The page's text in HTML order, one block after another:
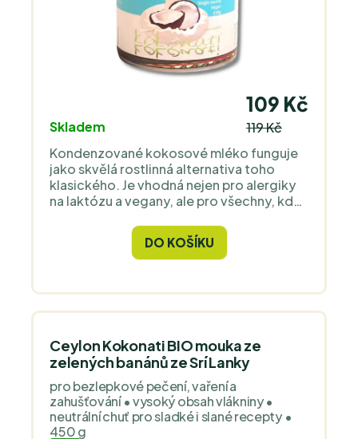
Skladem
109 Kč
119 Kč
Kondenzované kokosové mléko funguje
jako skvělá rostlinná alternativa toho
klasického. Je vhodná nejen pro alergiky
na laktózu a vegany, ale pro všechny, kdo
zaexperimentovat v kuchyni.
DO KOŠÍKU
Ceylon Kokonati BIO mouka ze
zelených banánů ze Srí Lanky
pro bezlepkové pečení, vaření a
zahušťování • vysoký obsah vlákniny •
neutrální chuť pro sladké i slané recepty •
450 g